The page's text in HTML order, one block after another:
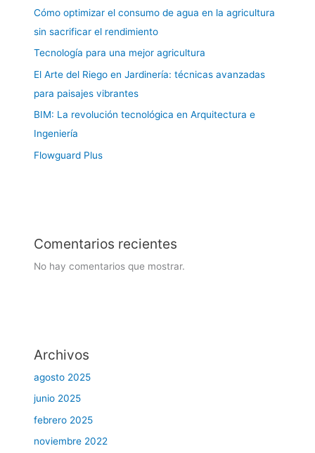
Cómo optimizar el consumo de agua en la agricultura
sin sacrificar el rendimiento
Tecnología para una mejor agricultura
El Arte del Riego en Jardinería: técnicas avanzadas
para paisajes vibrantes
BIM: La revolución tecnológica en Arquitectura e
Ingeniería
Flowguard Plus
Comentarios recientes
No hay comentarios que mostrar.
Archivos
agosto 2025
junio 2025
febrero 2025
noviembre 2022